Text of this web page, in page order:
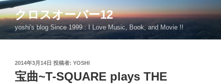
コ
ン
テ
ン
クロスオーバー12
yoshi's blog Since 1999 : I Love Music, Book, and Movie !!
投
稿
日:
2014年3月14日 投稿者: YOSHI
宝曲~T-SQUARE plays THE